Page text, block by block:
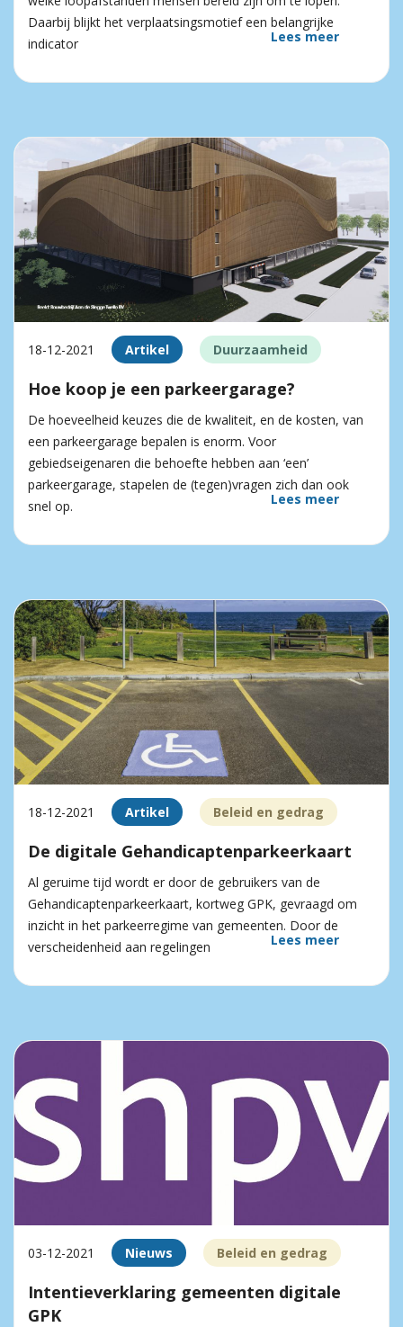
Daarbij blijkt het verplaatsingsmotief een belangrijke
indicator
Lees meer
18-12-2021 Artikel Duurzaamheid
Hoe koop je een parkeergarage?
De hoeveelheid keuzes die de kwaliteit, en de kosten, van
een parkeergarage bepalen is enorm. Voor
gebiedseigenaren die behoefte hebben aan ‘een’
parkeergarage, stapelen de (tegen)vragen zich dan ook
snel op.
Lees meer
18-12-2021 Artikel Beleid en gedrag
De digitale Gehandicaptenparkeerkaart
Al geruime tijd wordt er door de gebruikers van de
Gehandicaptenparkeerkaart, kortweg GPK, gevraagd om
inzicht in het parkeerregime van gemeenten. Door de
verscheidenheid aan regelingen
Lees meer
03-12-2021 Nieuws Beleid en gedrag
Intentieverklaring gemeenten digitale
GPK